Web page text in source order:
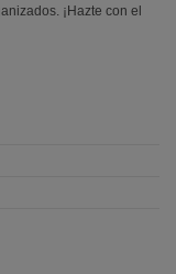
¡Hazte con el